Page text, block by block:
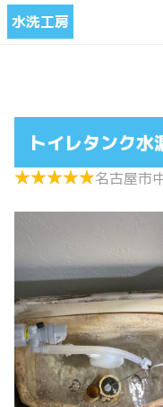
水洗工房
トイレタンク水
★★★★★
★★★★★名古屋市